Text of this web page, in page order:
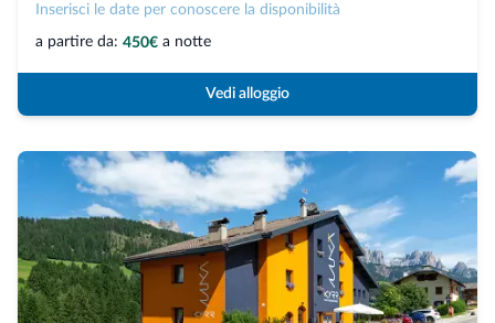
Inserisci le date per conoscere la disponibilità
a partire da: 450€ a notte
Vedi alloggio